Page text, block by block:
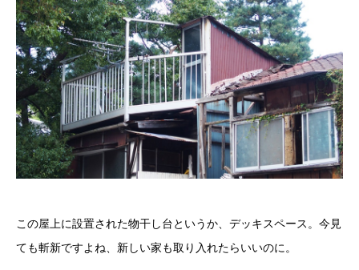
この屋上に設置された物干し台というか、デッキスペース。今見
ても斬新ですよね、新しい家も取り入れたらいいのに。